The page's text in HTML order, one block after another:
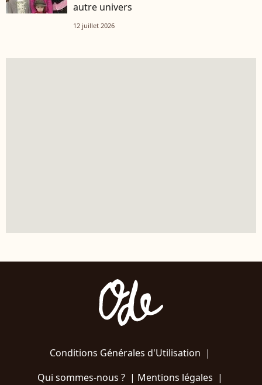
autre univers
12 juillet 2026
Conditions Générales d'Utilisation |
Qui sommes-nous ?| Mentions légales |